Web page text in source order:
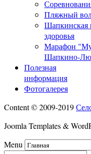
Пляжный
Шапкинская
здоровья
Марафон
Шапкино-
Полезная
информация
Фотогалерея
Content © 2009-2019
Joomla Templates &
Menu